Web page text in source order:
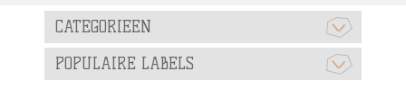
CATEGORIEEN
POPULAIRE LABELS